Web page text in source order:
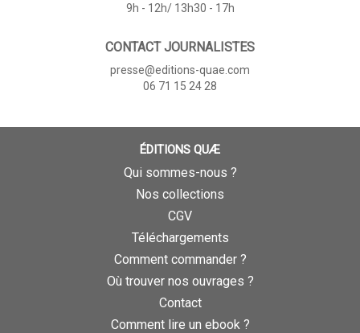
9h - 12h/ 13h30 - 17h
CONTACT JOURNALISTES
presse@editions-quae.com
06 71 15 24 28
ÉDITIONS QUÆ
Qui sommes-nous ?
Nos collections
CGV
Téléchargements
Comment commander ?
Où trouver nos ouvrages ?
Contact
Comment lire un ebook ?